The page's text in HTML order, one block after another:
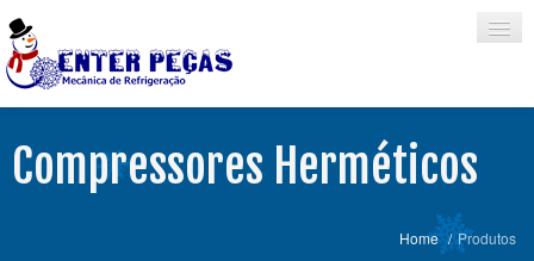
HOME
SERVIÇOS
Compressores Herméticos
Home / Produtos